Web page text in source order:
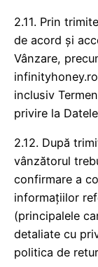
2.11. Prin
de acord și
Vânzare,
inclusiv
privire la
2.12. După
vânzătorul
confirmare a
informațiilor
(principalele
detaliate cu
politica de